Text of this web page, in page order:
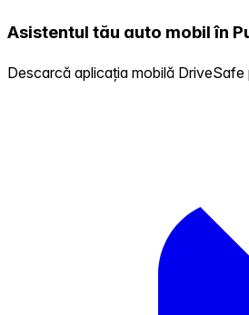
Asistentul tău auto mobil în
Descarcă aplicația mobilă